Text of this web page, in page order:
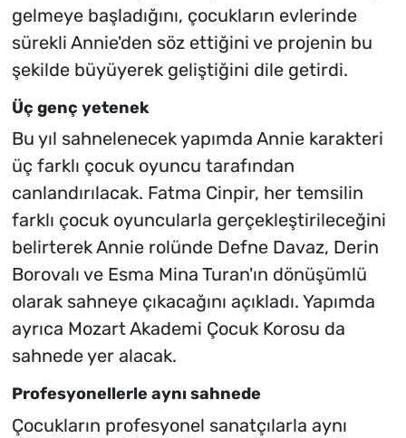
gelmeye başladığını, çocukların evlerinde
sürekli Annie'den söz ettiğini ve projenin bu
şekilde büyüyerek geliştiğini dile getirdi.
Üç genç yetenek
Bu yıl sahnelenecek yapımda Annie karakteri
üç farklı çocuk oyuncu tarafından
canlandırılacak. Fatma Cinpir, her temsilin
farklı çocuk oyuncularla gerçekleştirileceğini
belirterek Annie rolünde Defne Davaz, Derin
Borovalı ve Esma Mina Turan'ın dönüşümlü
olarak sahneye çıkacağını açıkladı. Yapımda
ayrıca Mozart Akademi Çocuk Korosu da
sahnede yer alacak.
Profesyonellerle aynı sahnede
Çocukların profesyonel sanatçılarla aynı